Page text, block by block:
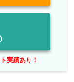
実績あり！